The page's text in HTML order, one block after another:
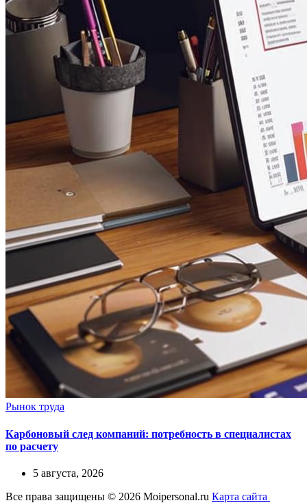
Рынок труда
Карбоновый след компаний: потребность в специалистах
по расчету
5 августа, 2026
Все права защищены © 2026 Moipersonal.ru Карта сайта